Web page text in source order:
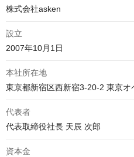
株式会社asken
設立
2007年10月1日
本社所在地
東京都新宿区西新宿3-20-2 東京
代表者
代表取締役社長 天辰 次郎
資本金